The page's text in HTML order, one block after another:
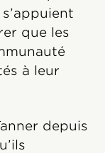
que les
à leur
depuis